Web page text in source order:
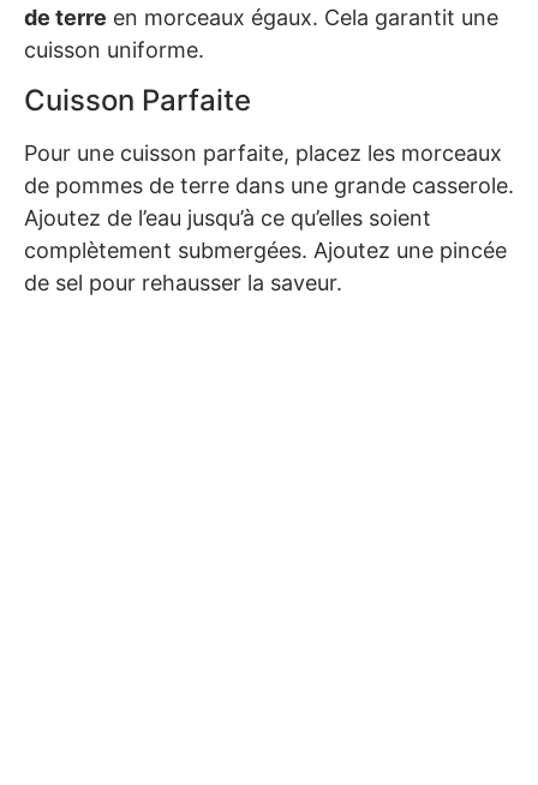
de terre en morceaux égaux. Cela garantit une
cuisson uniforme.
Cuisson Parfaite
Pour une cuisson parfaite, placez les morceaux
de pommes de terre dans une grande casserole.
Ajoutez de l’eau jusqu’à ce qu’elles soient
complètement submergées. Ajoutez une pincée
de sel pour rehausser la saveur.